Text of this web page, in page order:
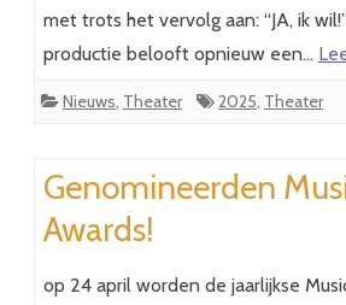
met trots het vervolg aan: “JA, ik
productie belooft opnieuw een…
Nieuws, Theater 2025, Theater
Genomineerden
Awards!
op 24 april worden de jaarlijkse